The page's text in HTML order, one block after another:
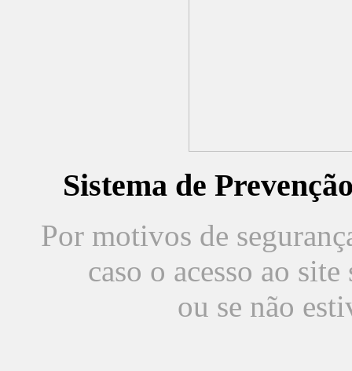
Sistema de
Por motivos de
caso o acesso ao
ou se não